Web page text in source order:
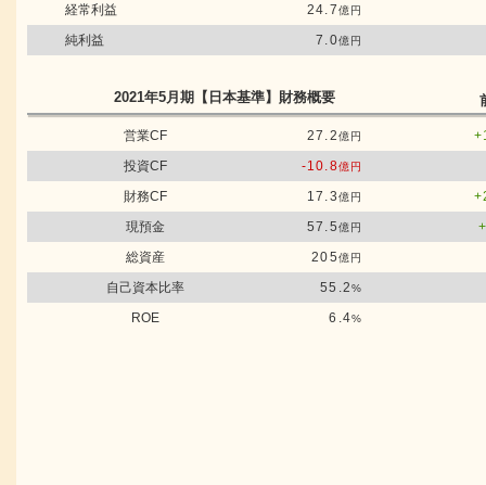
経常利益 24.7億円
純利益 7.0億円
2021年5月期 【日本基準】 財務概要
営業CF 27.2億円
投資CF
-10.8億円
財務CF 17.3億円
現預金
57.5億円
総資産
205億円
自己資本比率 55.2%
ROE 6.4%